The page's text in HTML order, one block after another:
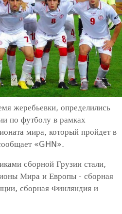
жеребьевки, определились
по футболу в рамках
мира, который пройдет в
«GHN».
сборной Грузии стали,
Мира и Европы - сборная
сборная Финляндия и